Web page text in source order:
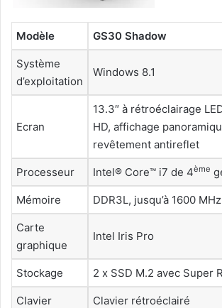
Modèle GS30 Shadow
Système
d’exploitation
Windows 8.1
Ecran
13.3″ à rétroéclairage
HD, affichage
revêtement antireflet
Processeur Intel® Core™ i7 de 4ème
Mémoire DDR3L, jusqu’à 1600
Carte
graphique
Intel Iris Pro
Stockage 2 x SSD M.2 avec Super
Clavier Clavier rétroéclairé